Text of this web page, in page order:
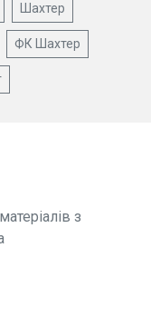
Шахтер
ФК Шахтер
з